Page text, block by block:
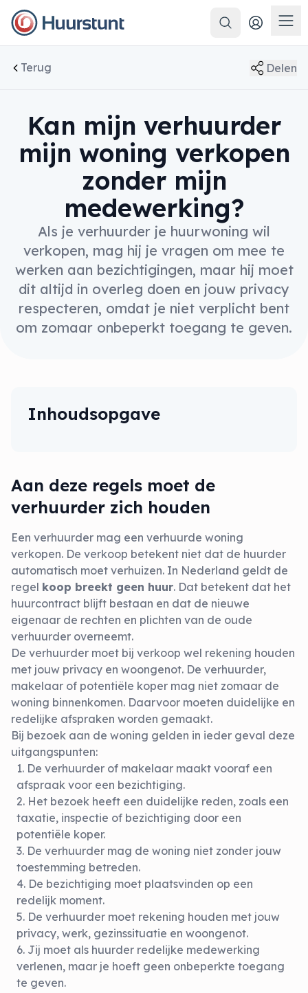
Zoeken
Terug
Delen
Kan mijn verhuurder
mijn woning verkopen
zonder mijn
medewerking?
Als je verhuurder je huurwoning wil
verkopen, mag hij je vragen om mee te
werken aan bezichtigingen, maar hij moet
dit altijd in overleg doen en jouw privacy
respecteren, omdat je niet verplicht bent
om zomaar onbeperkt toegang te geven.
Inhoudsopgave
Aan deze regels moet de
verhuurder zich houden
Een verhuurder mag een verhuurde woning
verkopen. De verkoop betekent niet dat de huurder
automatisch moet verhuizen. In Nederland geldt de
regel koop breekt geen huur. Dat betekent dat het
huurcontract blijft bestaan en dat de nieuwe
eigenaar de rechten en plichten van de oude
verhuurder overneemt.
De verhuurder moet bij verkoop wel rekening houden
met jouw privacy en woongenot. De verhuurder,
makelaar of potentiële koper mag niet zomaar de
woning binnenkomen. Daarvoor moeten duidelijke en
redelijke afspraken worden gemaakt.
Bij bezoek aan de woning gelden in ieder geval deze
uitgangspunten:
De verhuurder of makelaar maakt vooraf een
afspraak voor een bezichtiging.
Het bezoek heeft een duidelijke reden, zoals een
taxatie, inspectie of bezichtiging door een
potentiële koper.
De verhuurder mag de woning niet zonder jouw
toestemming betreden.
De bezichtiging moet plaatsvinden op een
redelijk moment.
De verhuurder moet rekening houden met jouw
privacy, werk, gezinssituatie en woongenot.
Jij moet als huurder redelijke medewerking
verlenen, maar je hoeft geen onbeperkte toegang
te geven.